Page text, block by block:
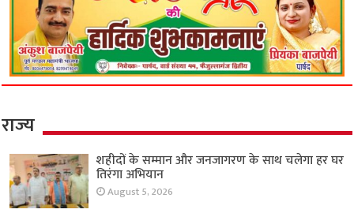
राज्य
शहीदों के सम्मान और जनजागरण के साथ चलेगा हर घर
तिरंगा अभियान
August 5, 2026